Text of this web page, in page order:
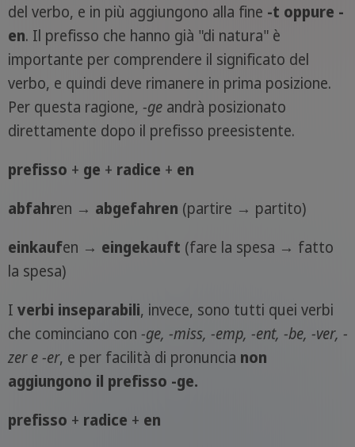
del verbo, e in più aggiungono alla fine -t oppure -
en. Il prefisso che hanno già "di natura" è
importante per comprendere il significato del
verbo, e quindi deve rimanere in prima posizione.
Per questa ragione, -geandrà posizionato
direttamente dopo il prefisso preesistente.
prefisso + ge + radice + en
abfahren → abgefahren (partire → partito)
einkaufen → eingekauft (fare la spesa → fatto
la spesa)
I verbi inseparabili, invece, sono tutti quei verbi
che cominciano con -ge, -miss, -emp, -ent, -be, -ver, -
zer e -er, e per facilità di pronuncia non
aggiungono il prefisso -ge.
prefisso + radice + en